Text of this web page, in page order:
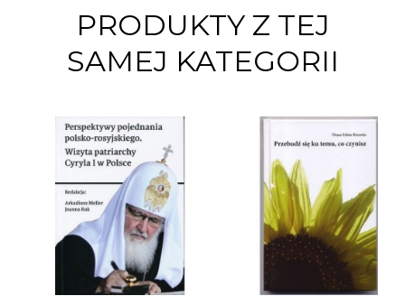
PRODUKTY Z TEJ
SAMEJ KATEGORII